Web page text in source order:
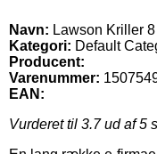
Navn: Lawson Kriller
Kategori: Default
Producent:
Varenummer:
EAN:
Vurderet til 3.7ud af 5